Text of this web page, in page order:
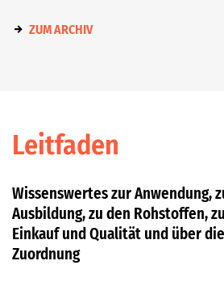
ZUM ARCHIV
Leitfaden
Wissenswertes zur Anwendung,
Ausbildung, zu den Rohstoffen, zu
Einkauf und Qualität und über
Zuordnung